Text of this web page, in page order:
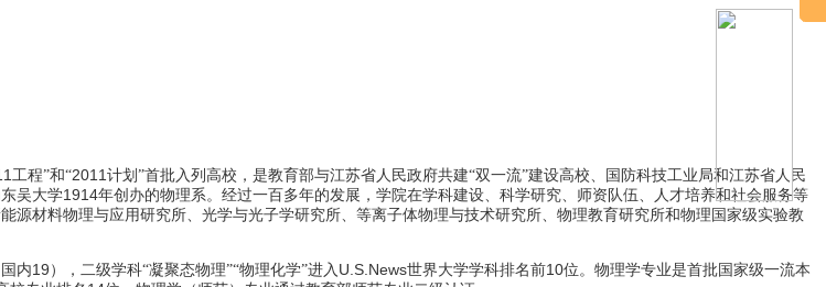
工程”和“2011 计划”首批入列高校，是教育部与江苏省人民政府共建“双一流”建设高校、国防科技工业局和江苏省人民
吴大学1914年创办的物理系。经过一百多年的发展，学院在学科建设、科学研究、师资队伍、人才培养和社会服务等
材料物理与应用研究所、光学与光子学研究所、等离子体物理与技术研究所、物理教育研究所和物理国家级实验教
内19 ），二级学科“凝聚态物理”“物理化学”进入 U.S.News世界大学学科排名前10位。物理学专业是首批国家级一流本